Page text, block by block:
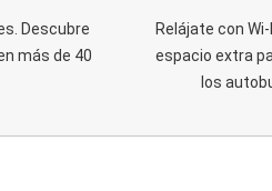
Descubre
más de 40
Relájate con
espacio extra
los